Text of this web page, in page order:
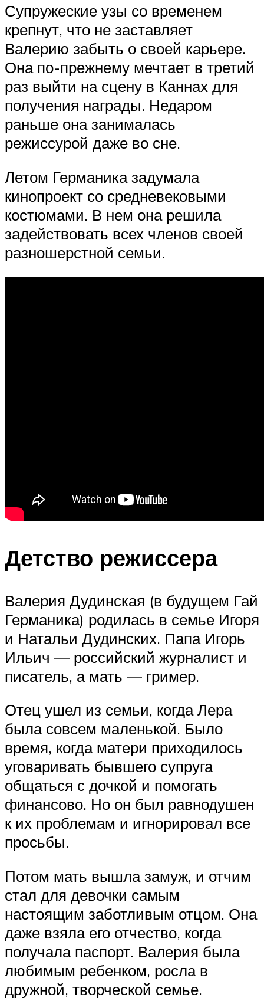
Супружеские узы со временем
крепнут, что не заставляет
Валерию забыть о своей карьере.
Она по-прежнему мечтает в третий
раз выйти на сцену в Каннах для
получения награды. Недаром
раньше она занималась
режиссурой даже во сне.
Летом Германика задумала
кинопроект со средневековыми
костюмами. В нем она решила
задействовать всех членов своей
разношерстной семьи.
Детство режиссера
Валерия Дудинская (в будущем Гай
Германика) родилась в семье Игоря
и Натальи Дудинских. Папа Игорь
Ильич — российский журналист и
писатель, а мать — гример.
Отец ушел из семьи, когда Лера
была совсем маленькой. Было
время, когда матери приходилось
уговаривать бывшего супруга
общаться с дочкой и помогать
финансово. Но он был равнодушен
к их проблемам и игнорировал все
просьбы.
Потом мать вышла замуж, и отчим
стал для девочки самым
настоящим заботливым отцом. Она
даже взяла его отчество, когда
получала паспорт. Валерия была
любимым ребенком, росла в
дружной, творческой семье.